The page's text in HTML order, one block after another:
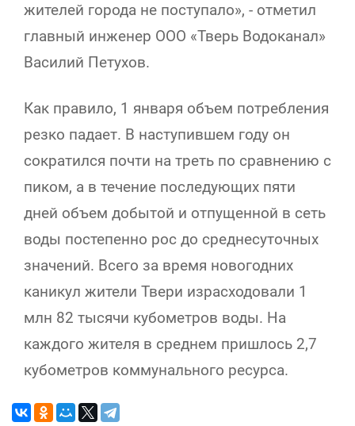
жителей города не поступало», - отметил
главный инженер ООО «Тверь Водоканал»
Василий Петухов.
Как правило, 1 января объем потребления
резко падает. В наступившем году он
сократился почти на треть по сравнению с
пиком, а в течение последующих пяти
дней объем добытой и отпущенной в сеть
воды постепенно рос до среднесуточных
значений. Всего за время новогодних
каникул жители Твери израсходовали 1
млн 82 тысячи кубометров воды. На
каждого жителя в среднем пришлось 2,7
кубометров коммунального ресурса.